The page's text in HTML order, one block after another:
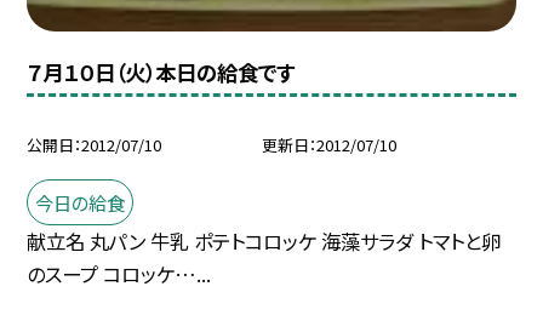
７月１０日（火）本日の給食です
公開日 2012/07/10 更新日 2012/07/10
今日の給食
献立名 丸パン 牛乳 ポテトコロッケ 海藻サラダ トマトと卵
のスープ コロッケ…...